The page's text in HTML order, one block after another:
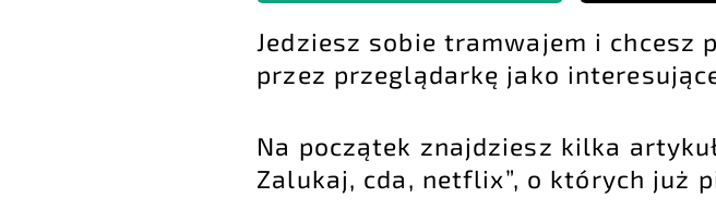
Jedziesz sobie tramwajem i chcesz
przez przeglądarkę jako
Na początek znajdziesz kilka
Zalukaj, cda, netflix”, o których już